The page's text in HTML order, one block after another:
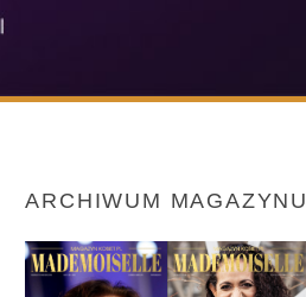
ARCHIWUM MAGAZYNU